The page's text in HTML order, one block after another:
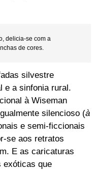
delicia-se com a
de cores.
silvestre
e a sinfonia rural.
à Wiseman
silencioso (à
e semi-ficcionais
se aos retratos
E as caricaturas
exóticas que